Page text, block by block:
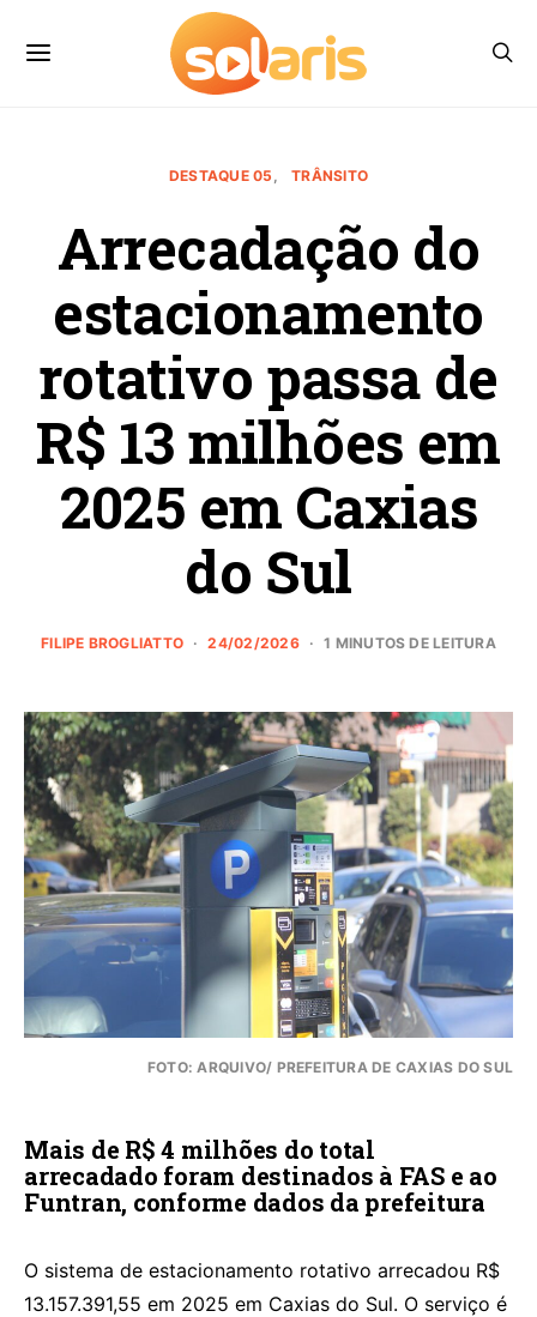
DESTAQUE 05 TRÂNSITO
Arrecadação do
estacionamento
rotativo passa de
R$ 13 milhões em
2025 em Caxias
do Sul
FILIPE BROGLIATTO 24/02/2026 1 MINUTOS DE LEITURA
FOTO: ARQUIVO/ PREFEITURA DE CAXIAS DO SUL
Mais de R$ 4 milhões do total
arrecadado foram destinados à FAS e ao
Funtran, conforme dados da prefeitura
O sistema de estacionamento rotativo arrecadou R$
13.157.391,55 em 2025 em Caxias do Sul. O serviço é